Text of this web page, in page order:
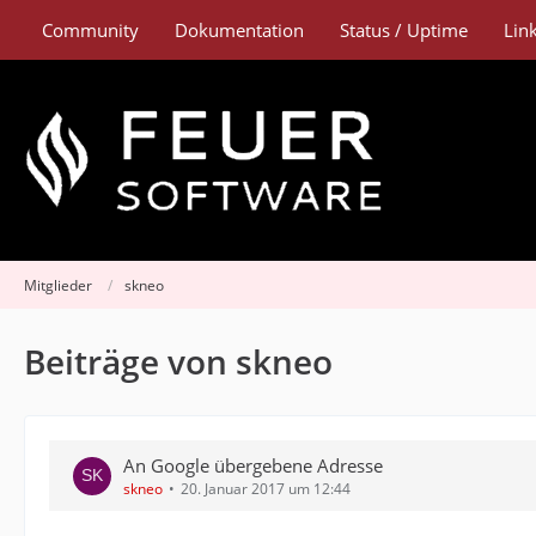
Community Dokumentation Status / Uptime
Mitglieder skneo
Beiträge von skneo
An Google übergebene Adresse
skneo 20. Januar 2017 um 12:44